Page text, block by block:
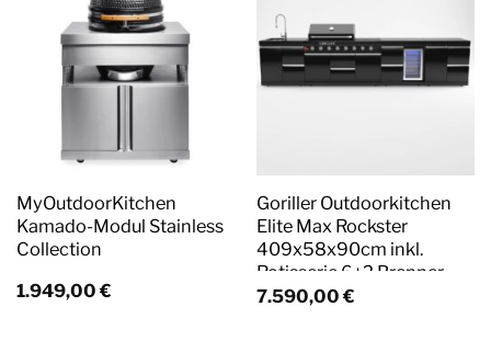
MyOutdoorKitchen
Kamado-Modul Stainless
Collection
1.949,00 €
Goriller Outdoorkitchen
Elite Max Rockster
409x58x90cm inkl.
Rotisserie 6+2 Brenner
inkl. Granitarbeitsplatte
7.590,00 €